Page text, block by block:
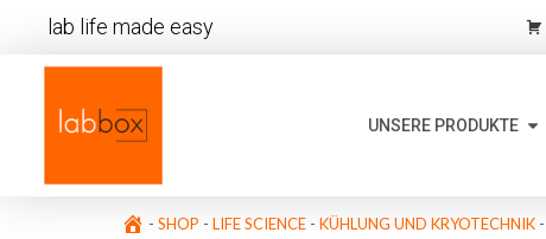
lab life made easy
UNSERE PRODUKTE
- SHOP - LIFE SCIENCE - KÜHLUNG UND KRYOTECHNIK -